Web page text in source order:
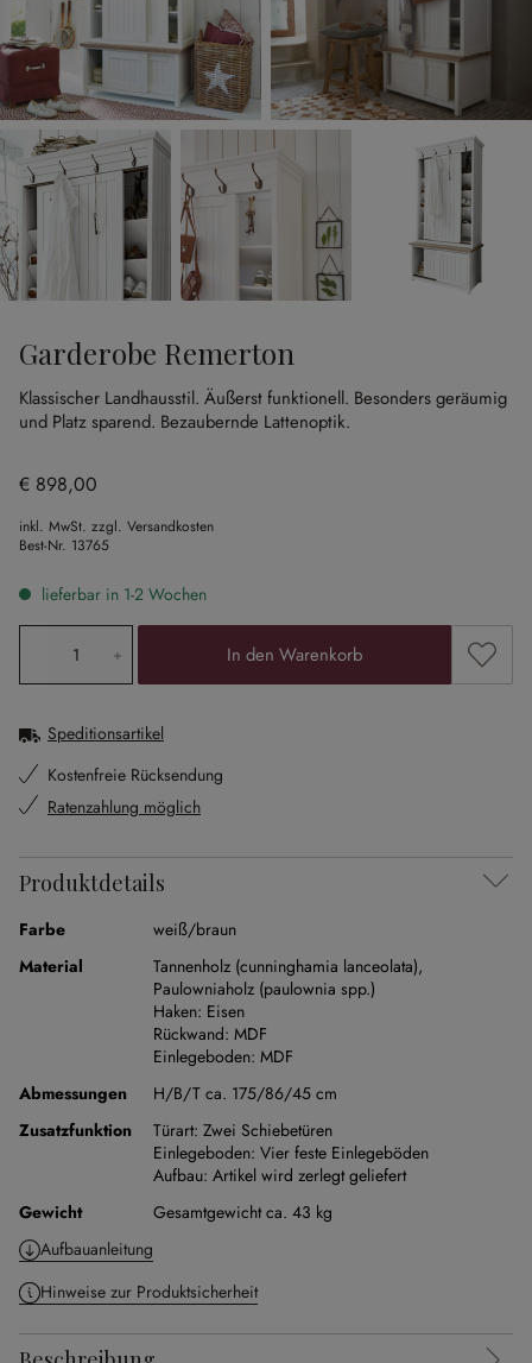
Garderobe Remerton
Klassischer Landhausstil. Äußerst funktionell. Besonders geräumig
und Platz sparend. Bezaubernde Lattenoptik.
€ 898,00
inkl. MwSt. zzgl. Versandkosten
Best-Nr. 13765
lieferbar in 1-2 Wochen
Produkt Anzahl: Gib den gewünschten Wert ein oder
In den Warenkorb Zum
Speditionsartikel
Kostenfreie Rücksendung
Ratenzahlung möglich
Produktdetails
Farbe
weiß/braun
Material
Tannenholz (cunninghamia lanceolata),
Paulowniaholz (paulownia spp.)
Haken: Eisen
Rückwand: MDF
Einlegeboden: MDF
Abmessungen
H/B/T ca. 175/86/45 cm
Zusatzfunktion
Türart: Zwei Schiebetüren
Einlegeboden: Vier feste Einlegeböden
Aufbau: Artikel wird zerlegt geliefert
Gewicht
Gesamtgewicht ca. 43 kg
Aufbauanleitung
Hinweise zur Produktsicherheit